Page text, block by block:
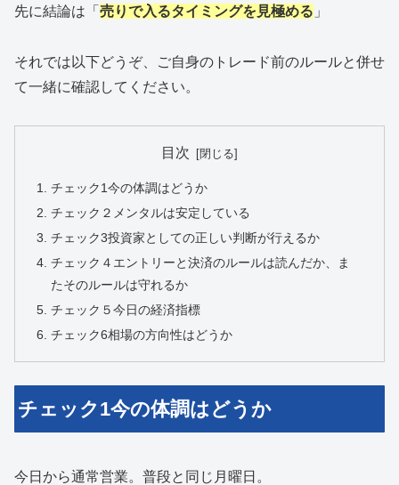
先に結論は「 売りで入るタイミングを見極める 」
それでは以下どうぞ、ご自身のトレード前のルールと併せ
て一緒に確認してください。
目次
チェック1今の体調はどうか
チェック２メンタルは安定している
チェック3投資家としての正しい判断が行えるか
チェック４エントリーと決済のルールは読んだか、ま
たそのルールは守れるか
チェック５今日の経済指標
チェック6相場の方向性はどうか
チェック1今の体調はどうか
今日から通常営業。普段と同じ月曜日。